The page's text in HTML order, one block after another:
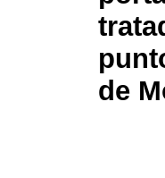
de